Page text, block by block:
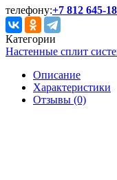
телефону:+7 812 645-
Категории
Настенные сплит
Описание
Характеристики
Отзывы (0)